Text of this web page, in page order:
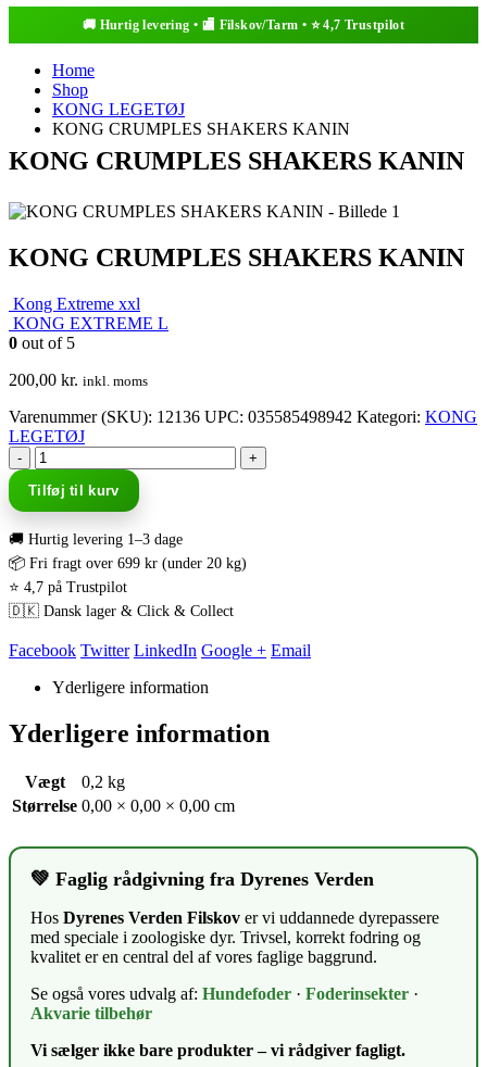
Home
Shop
KONG LEGETØJ
KONG CRUMPLES SHAKERS KANIN
KONG CRUMPLES SHAKERS KANIN
KONG CRUMPLES SHAKERS KANIN
Kong Extreme xxl
KONG EXTREME L
0 out of 5
200,00 kr. inkl. moms
Varenummer (SKU): 12136 UPC: 035585498942 Kategori: KONG
LEGETØJ
-
+
Tilføj til kurv
🚚 Hurtig levering 1–3 dage
📦 Fri fragt over 699 kr (under 20 kg)
⭐ 4,7 på Trustpilot
🇩🇰 Dansk lager & Click & Collect
Facebook Twitter LinkedIn Google + Email
Yderligere information
Yderligere information
Vægt
0,2 kg
Størrelse 0,00 × 0,00 × 0,00 cm
💚 Faglig rådgivning fra Dyrenes Verden
Hos Dyrenes Verden Filskov er vi uddannede dyrepassere
med speciale i zoologiske dyr. Trivsel, korrekt fodring og
kvalitet er en central del af vores faglige baggrund.
Se også vores udvalg af: Hundefoder · Foderinsekter ·
Akvarie tilbehør
Vi sælger ikke bare produkter – vi rådgiver fagligt.